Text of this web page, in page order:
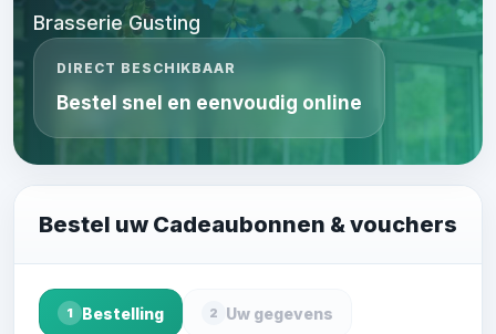
Brasserie Gusting
DIRECT BESCHIKBAAR
Bestel snel en eenvoudig online
Bestel uw Cadeaubonnen & vouchers
1 Bestelling 2 Uw gegevens